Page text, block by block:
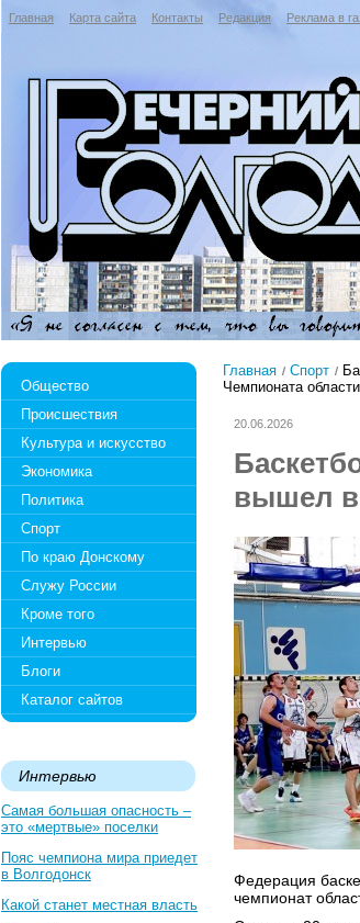
Главная Карта сайта Контакты Редакция Реклама в
Общество
Происшествия
Культура и искусство
Экономика
Политика
Спорт
По краю Донскому
Служу России
Кроме того
Интервью
Блоги
Каталог сайтов
Интервью
Самая большая опасность –
это «мертвые» поселки
Пояс чемпиона мира приедет
в Волгодонск
Какой станет местная власть
Главная Спорт
Чемпионата области
20.06.2026
вышел в
Федерация
чемпионат